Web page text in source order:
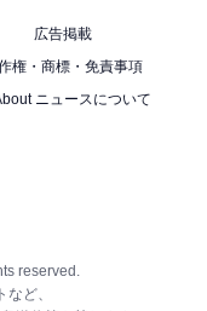
広告掲載
権・商標・免責事項
ニュースについて
reserved.
ど、